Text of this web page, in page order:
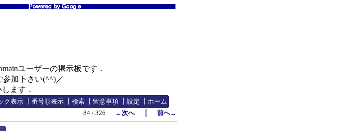
ユーザーの掲示板です．
加下さい(^^)／
ます．
ク表示 番号順表示 検索 留意事項 設定
ホーム
84 / 326
←次へ｜ 前へ→